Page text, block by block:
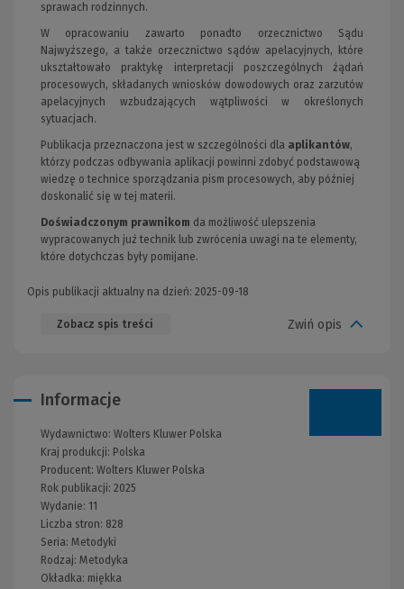
sprawach rodzinnych.
W opracowaniu zawarto ponadto orzecznictwo Sądu
Najwyższego, a także orzecznictwo sądów apelacyjnych, które
ukształtowało praktykę interpretacji poszczególnych żądań
procesowych, składanych wniosków dowodowych oraz zarzutów
apelacyjnych wzbudzających wątpliwości w określonych
sytuacjach.
Publikacja przeznaczona jest w szczególności dla aplikantów,
którzy podczas odbywania aplikacji powinni zdobyć podstawową
wiedzę o technice sporządzania pism procesowych, aby później
doskonalić się w tej materii.
Doświadczonym prawnikom da możliwość ulepszenia
wypracowanych już technik lub zwrócenia uwagi na te elementy,
które dotychczas były pomijane.
Opis publikacji aktualny na dzień: 2025-09-18
Zobacz spis treści Zwiń opis
Informacje
Wydawnictwo: Wolters Kluwer Polska
Kraj produkcji: Polska
Producent: Wolters Kluwer Polska
Rok publikacji: 2025
Wydanie: 11
Liczba stron: 828
Seria: Metodyki
Rodzaj: Metodyka
Okładka: miękka